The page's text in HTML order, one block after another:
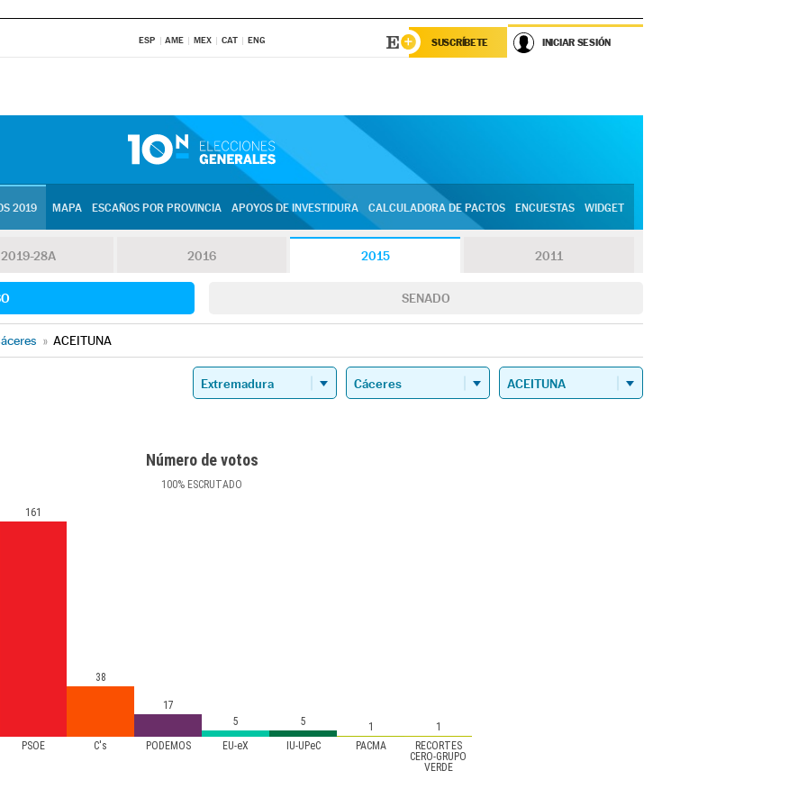
ESP AME MEX CAT ENG SUSCRÍBETE INICIAR SESIÓN
2019 MAPA ESCAÑOS POR PROVINCIA APOYOS DE INVESTIDURA CALCULADORA DE PACTOS ENCUESTAS WIDGET
2019-28A 2016 2015 2011
SENADO
» ACEITUNA
Número de votos
100% ESCRUTADO
PSOE C's PODEMOS EU-eX IU-UPeC PACMA
RECORTES
CERO-GRUPO
VERDE
161
38
17
5
5 1 1